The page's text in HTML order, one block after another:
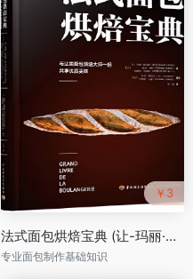
￥3
法式面包烘焙宝典 (让-玛丽·拉尼奥, 托马·马利, 帕里斯·米塔耶, 狄伦·阿勒夫, 杰罗姆·兰纳) PDF下载
专业面包制作基础知识